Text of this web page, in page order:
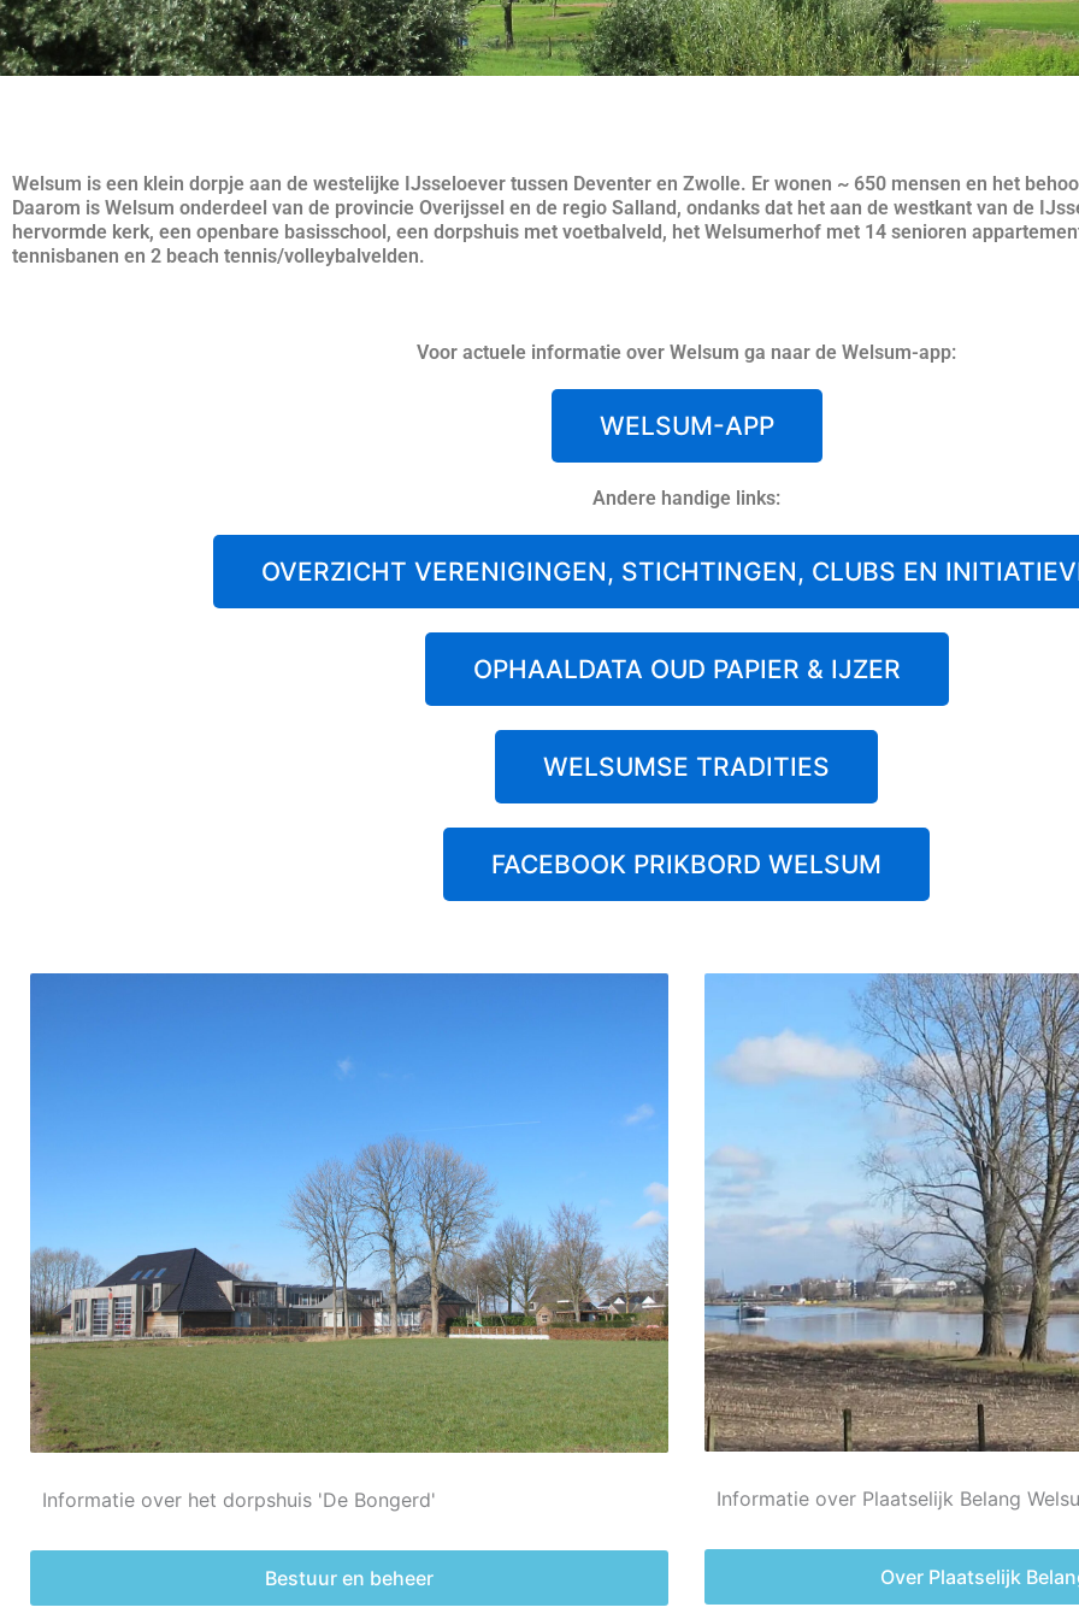
Welsum is een klein dorpje aan de westelijke IJsseloever tussen Deventer en Zwolle. Er wonen ~ 650 mensen en het
Daarom is Welsum onderdeel van de provincie Overijssel en de regio Salland, ondanks dat het aan de westkant van de
hervormde kerk, een openbare basisschool, een dorpshuis met voetbalveld, het Welsumerhof met 14 senioren
tennisbanen en 2 beach tennis/volleybalvelden.
Voor actuele informatie over Welsum ga naar de Welsum-app:
WELSUM-APP
Andere handige links:
OVERZICHT VERENIGINGEN, STICHTINGEN, CLUBS EN
OPHAALDATA OUD PAPIER & IJZER
WELSUMSE TRADITIES
FACEBOOK PRIKBORD WELSUM
Informatie over het dorpshuis 'De Bongerd'
Bestuur en beheer
Informatie over Plaatselijk Belang
Over Plaatselijk